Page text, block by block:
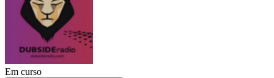
Em curso